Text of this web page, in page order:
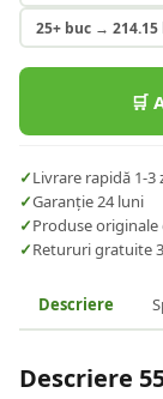
25+ buc→ 214.15
🛒
✓Livrare rapidă 1-3
✓Garanție 24 luni
✓Produse
✓Retururi gratuite
Descriere
Descriere